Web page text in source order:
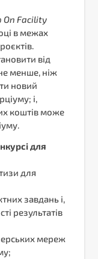
On Facility
в межах
від
менше, ніж
новий
і,
коштів може
для
для
завдань і,
результатів
мереж